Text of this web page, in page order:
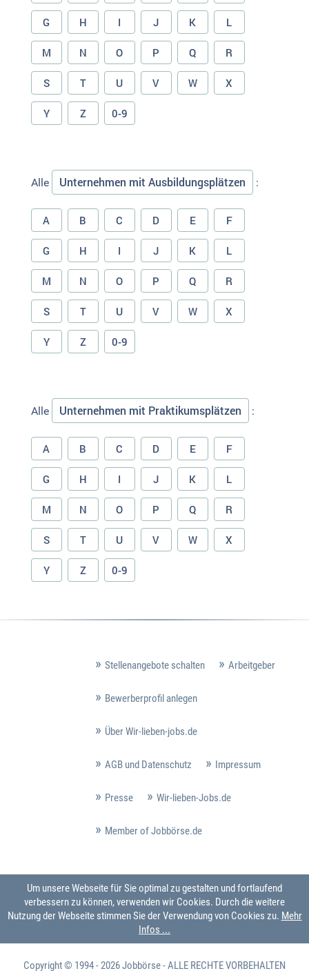
G H I J K L
M N O P Q R
S T U V W X
Y Z 0-9
Alle Unternehmen mit Ausbildungsplätzen :
A B C D E F
G H I J K L
M N O P Q R
S T U V W X
Y Z 0-9
Alle Unternehmen mit Praktikumsplätzen :
A B C D E F
G H I J K L
M N O P Q R
S T U V W X
Y Z 0-9
Stellenangebote schalten Arbeitgeber
Bewerberprofil anlegen
Über Wir-lieben-jobs.de
AGB und Datenschutz Impressum
Presse Wir-lieben-Jobs.de
Member of Jobbörse.de
Um unsere Webseite für Sie optimal zu gestalten und fortlaufend
verbessern zu können, verwenden wir Cookies. Durch die weitere
Nutzung der Webseite stimmen Sie der Verwendung von Cookies zu. Mehr
Infos ...
Copyright © 1994 - 2026Jobbörse- ALLE RECHTE VORBEHALTEN